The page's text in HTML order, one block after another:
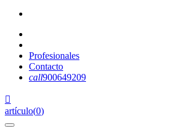
Profesionales
Contacto
call900649209

artículo(0)